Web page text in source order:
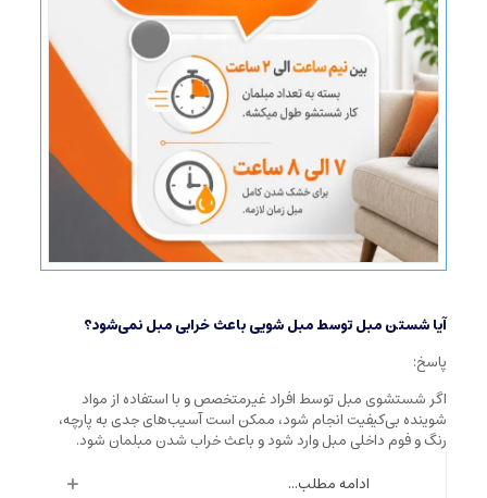
آیا شستن مبل توسط مبل شویی باعث خرابی مبل نمی‌شود؟
پاسخ:
اگر شستشوی مبل توسط افراد غیرمتخصص و با استفاده از مواد
شوینده بی‌کیفیت انجام شود، ممکن است آسیب‌های جدی به پارچه،
رنگ و فوم داخلی مبل وارد شود و باعث خراب شدن مبلمان شود.
ادامه مطلب...